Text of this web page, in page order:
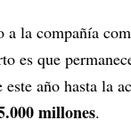
a la compañía
es que
año hasta la
millones.